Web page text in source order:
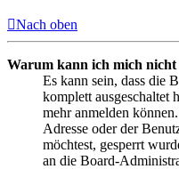
Nach oben
Warum kann ich mich nicht
Es kann sein, dass die
komplett ausgeschaltet
mehr anmelden
Adresse oder der
möchtest, gesperrt
an die Board-